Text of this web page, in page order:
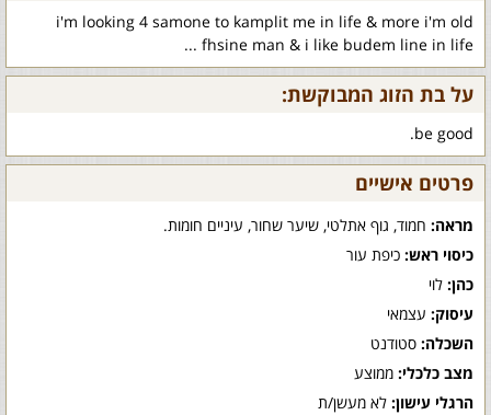
i'm looking 4 samone to kamplit me in life & more i'm old
fhsine man & i like budem line in life ...
על בת הזוג המבוקשת:
be good.
פרטים אישיים
מראה: חמוד, גוף אתלטי, שיער שחור, עיניים חומות.
כיסוי ראש: כיפת עור
כהן: לוי
עיסוק: עצמאי
השכלה: סטודנט
מצב כלכלי: ממוצע
הרגלי עישון: לא מעשן/ת